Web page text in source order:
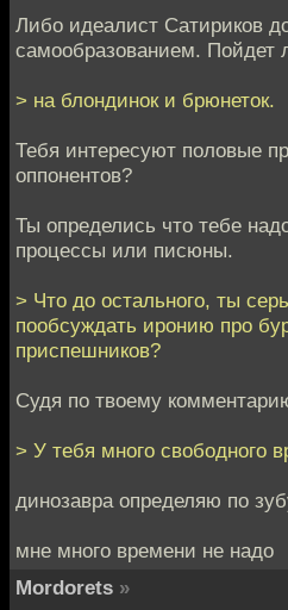
Либо идеалист Сатириков
самообразованием. Пойдет
> на блондинок и брюнеток.
Тебя интересуют половые
оппонентов?
Ты определись что тебе
процессы или писюны.
> Что до остального, ты
пообсуждать иронию про
приспешников?
Судя по твоему
> У тебя много свободного
динозавра определяю по
мне много времени не надо
Mordorets »